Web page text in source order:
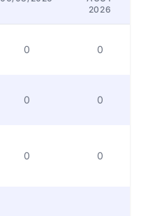
2026
0 0
0 0
0 0